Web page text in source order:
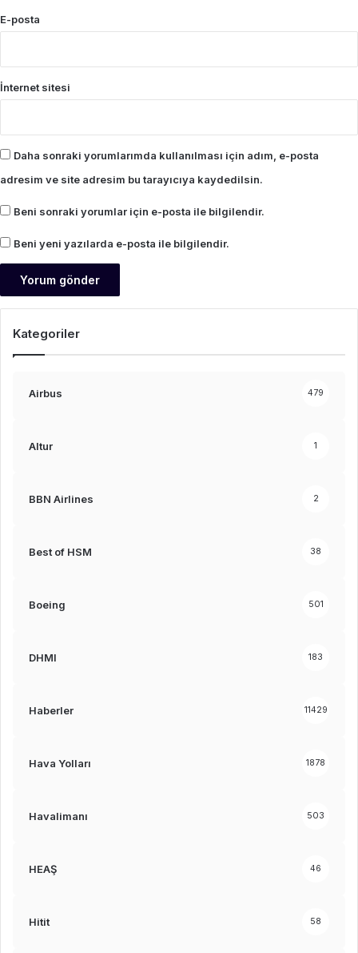
E-posta
İnternet sitesi
Daha sonraki yorumlarımda kullanılması için adım, e-posta
adresim ve site adresim bu tarayıcıya kaydedilsin.
Beni sonraki yorumlar için e-posta ile bilgilendir.
Beni yeni yazılarda e-posta ile bilgilendir.
Kategoriler
Airbus 479
Altur 1
BBN Airlines 2
Best of HSM 38
Boeing 501
DHMI 183
Haberler 11429
Hava Yolları 1878
Havalimanı 503
HEAŞ 46
Hitit 58